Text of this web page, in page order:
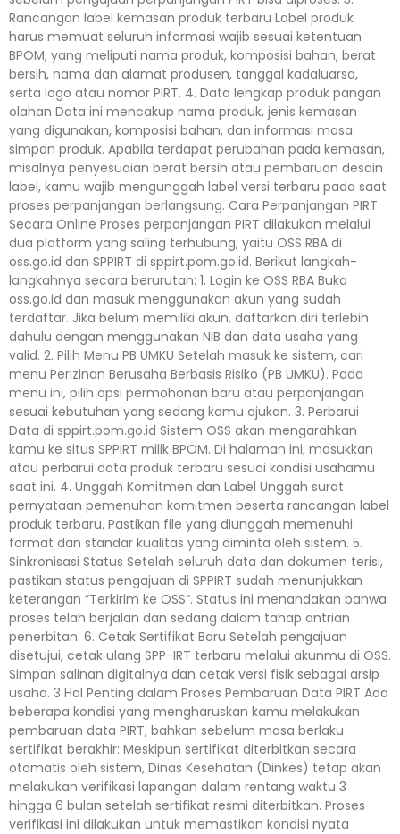
Rancangan label kemasan produk terbaru Label produk
harus memuat seluruh informasi wajib sesuai ketentuan
BPOM, yang meliputi nama produk, komposisi bahan, berat
bersih, nama dan alamat produsen, tanggal kadaluarsa,
serta logo atau nomor PIRT. 4. Data lengkap produk pangan
olahan Data ini mencakup nama produk, jenis kemasan
yang digunakan, komposisi bahan, dan informasi masa
simpan produk. Apabila terdapat perubahan pada kemasan,
misalnya penyesuaian berat bersih atau pembaruan desain
label, kamu wajib mengunggah label versi terbaru pada saat
proses perpanjangan berlangsung. Cara Perpanjangan PIRT
Secara Online Proses perpanjangan PIRT dilakukan melalui
dua platform yang saling terhubung, yaitu OSS RBA di
oss.go.id dan SPPIRT di sppirt.pom.go.id. Berikut langkah-
langkahnya secara berurutan: 1. Login ke OSS RBA Buka
oss.go.id dan masuk menggunakan akun yang sudah
terdaftar. Jika belum memiliki akun, daftarkan diri terlebih
dahulu dengan menggunakan NIB dan data usaha yang
valid. 2. Pilih Menu PB UMKU Setelah masuk ke sistem, cari
menu Perizinan Berusaha Berbasis Risiko (PB UMKU). Pada
menu ini, pilih opsi permohonan baru atau perpanjangan
sesuai kebutuhan yang sedang kamu ajukan. 3. Perbarui
Data di sppirt.pom.go.id Sistem OSS akan mengarahkan
kamu ke situs SPPIRT milik BPOM. Di halaman ini, masukkan
atau perbarui data produk terbaru sesuai kondisi usahamu
saat ini. 4. Unggah Komitmen dan Label Unggah surat
pernyataan pemenuhan komitmen beserta rancangan label
produk terbaru. Pastikan file yang diunggah memenuhi
format dan standar kualitas yang diminta oleh sistem. 5.
Sinkronisasi Status Setelah seluruh data dan dokumen terisi,
pastikan status pengajuan di SPPIRT sudah menunjukkan
keterangan “Terkirim ke OSS”. Status ini menandakan bahwa
proses telah berjalan dan sedang dalam tahap antrian
penerbitan. 6. Cetak Sertifikat Baru Setelah pengajuan
disetujui, cetak ulang SPP-IRT terbaru melalui akunmu di OSS.
Simpan salinan digitalnya dan cetak versi fisik sebagai arsip
usaha. 3 Hal Penting dalam Proses Pembaruan Data PIRT Ada
beberapa kondisi yang mengharuskan kamu melakukan
pembaruan data PIRT, bahkan sebelum masa berlaku
sertifikat berakhir: Meskipun sertifikat diterbitkan secara
otomatis oleh sistem, Dinas Kesehatan (Dinkes) tetap akan
melakukan verifikasi lapangan dalam rentang waktu 3
hingga 6 bulan setelah sertifikat resmi diterbitkan. Proses
verifikasi ini dilakukan untuk memastikan kondisi nyata